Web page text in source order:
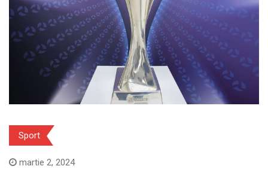
Sport
martie 2, 2024